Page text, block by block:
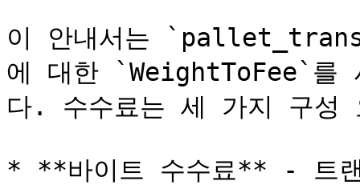
이 안내서는
에 대한 `WeightToFee`를
다. 수수료는 세 가지 구성
* **바이트 수수료** - 트랜